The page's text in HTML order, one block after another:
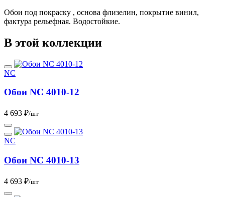
Обои под покраску , основа флизелин, покрытие винил,
фактура рельефная. Водостойкие.
В этой коллекции
NC
Обои NC 4010-12
4 693 ₽/шт
NC
Обои NC 4010-13
4 693 ₽/шт